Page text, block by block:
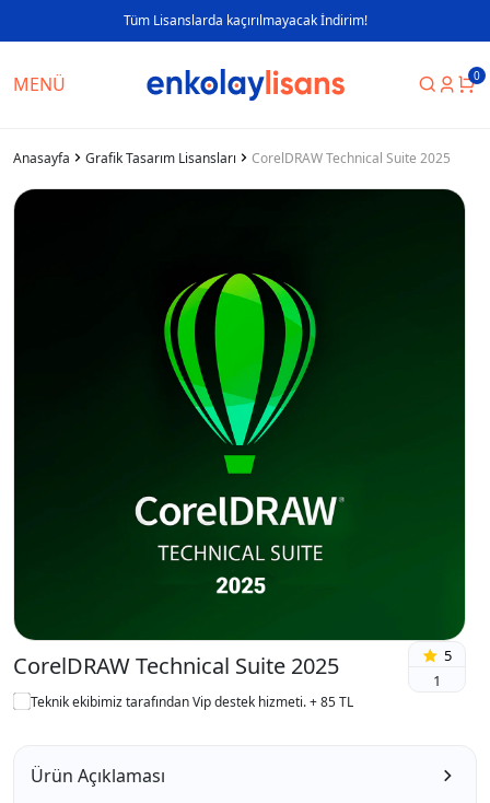
Tüm Lisanslarda kaçırılmayacak İndirim!
MENÜ 0
Anasayfa Grafik Tasarım Lisansları CorelDRAW Technical Suite 2025
CorelDRAW Technical Suite 2025
5
1
Teknik ekibimiz tarafından Vip destek hizmeti. + 85 TL
Ürün Açıklaması